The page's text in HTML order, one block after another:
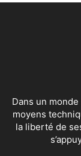
Dans un
moyens
la liberté de